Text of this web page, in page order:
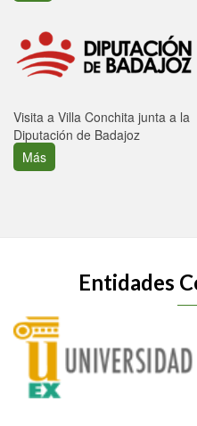
Visita a Villa Conchita junta a la
Diputación de Badajoz
Más
Entidades